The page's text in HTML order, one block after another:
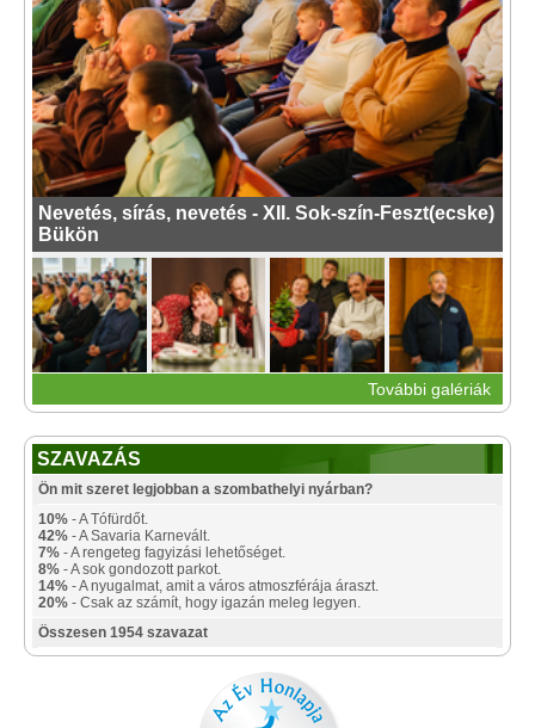
Nevetés, sírás, nevetés - XII. Sok-szín-Feszt(ecske)
Bükön
További galériák
SZAVAZÁS
Ön mit szeret legjobban a szombathelyi nyárban?
10% - A Tófürdőt.
42% - A Savaria Karnevált.
7% - A rengeteg fagyizási lehetőséget.
8% - A sok gondozott parkot.
14% - A nyugalmat, amit a város atmoszférája áraszt.
20% - Csak az számít, hogy igazán meleg legyen.
Összesen 1954 szavazat